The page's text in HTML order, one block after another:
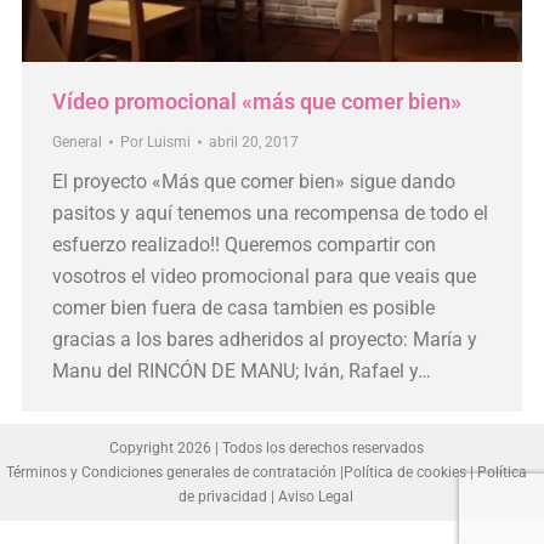
Vídeo promocional «más que comer bien»
General Por Luismi abril 20, 2017
El proyecto «Más que comer bien» sigue dando
pasitos y aquí tenemos una recompensa de todo el
esfuerzo realizado!! Queremos compartir con
vosotros el video promocional para que veais que
comer bien fuera de casa tambien es posible
gracias a los bares adheridos al proyecto: María y
Manu del RINCÓN DE MANU; Iván, Rafael y…
Copyright 2026 | Todos los derechos reservados
Términos y Condiciones generales de contratación
Política de cookies|Política
de privacidad
Aviso Legal